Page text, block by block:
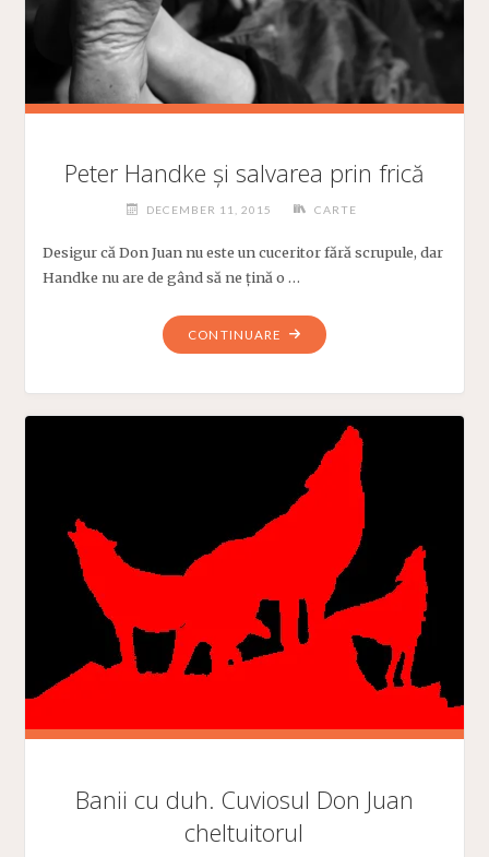
Peter Handke și salvarea prin frică
DECEMBER 11, 2015 CARTE
Desigur că Don Juan nu este un cuceritor fără scrupule, dar
Handke nu are de gând să ne țină o …
CONTINUARE
"PETER
HANDKE
FRICĂ"
Banii cu duh. Cuviosul Don Juan
cheltuitorul